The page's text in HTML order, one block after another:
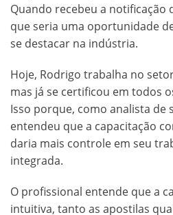
Quando recebeu a notificação
que seria uma oportunidade
se destacar na indústria.
Hoje, Rodrigo trabalha no
mas já se certificou em todos
Isso porque, como analista de
entendeu que a capacitação
daria mais controle em seu
integrada.
O profissional entende que a
intuitiva, tanto as apostilas